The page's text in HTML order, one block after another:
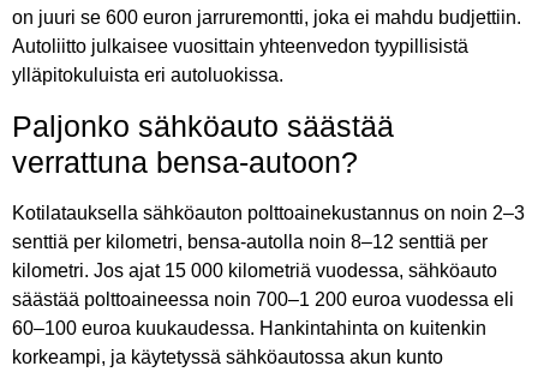
on juuri se 600 euron jarruremontti, joka ei mahdu budjettiin.
Autoliitto julkaisee vuosittain yhteenvedon tyypillisistä
ylläpitokuluista eri autoluokissa.
Paljonko sähköauto säästää
verrattuna bensa-autoon?
Kotilatauksella sähköauton polttoainekustannus on noin 2–3
senttiä per kilometri, bensa-autolla noin 8–12 senttiä per
kilometri. Jos ajat 15 000 kilometriä vuodessa, sähköauto
säästää polttoaineessa noin 700–1 200 euroa vuodessa eli
60–100 euroa kuukaudessa. Hankintahinta on kuitenkin
korkeampi, ja käytetyssä sähköautossa akun kunto